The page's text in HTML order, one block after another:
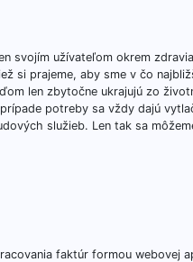
svojím užívateľom okrem
si prajeme, aby sme v čo
len zbytočne ukrajujú zo
potreby sa vždy dajú
služieb. Len tak sa
faktúr formou webovej